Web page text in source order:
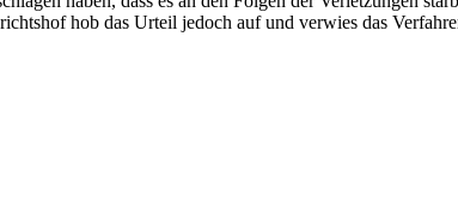
hob das Urteil jedoch auf und verwies das